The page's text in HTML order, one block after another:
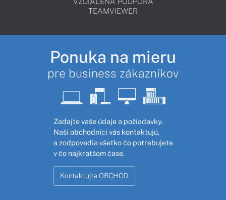
TEAMVIEWER
Ponuka na mieru
pre business zákazníkov
Zadajte vaše údaje a požiadavky.
Naši obchodníci vás kontaktujú,
a zodpovedia všetko čo potrebujete
v čo najkratšom čase.
Kontaktujte OBCHOD